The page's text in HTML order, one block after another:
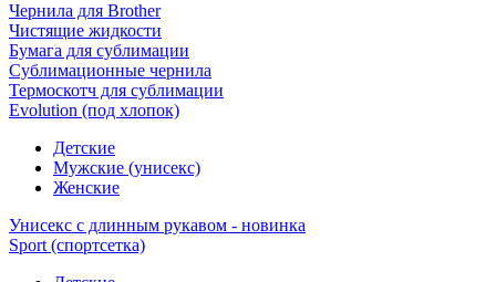
Чернила для Brother
Чистящие жидкости
Бумага для сублимации
Сублимационные чернила
Термоскотч для сублимации
Evolution (под хлопок)
Детские
Мужские (унисекс)
Женские
Унисекс с длинным рукавом - новинка
Sport (спортсетка)